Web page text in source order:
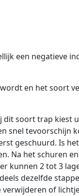
een negatieve
en het soort
dit soort trap kiest
snel tevoorschijn
geschuurd. Is
Na het schuren
kunnen 2 tot 3
dezelfde
of